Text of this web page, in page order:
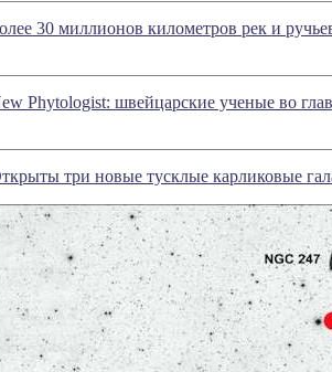
30 миллионов километров рек и
Phytologist: швейцарские ученые во
три новые тусклые карликовые